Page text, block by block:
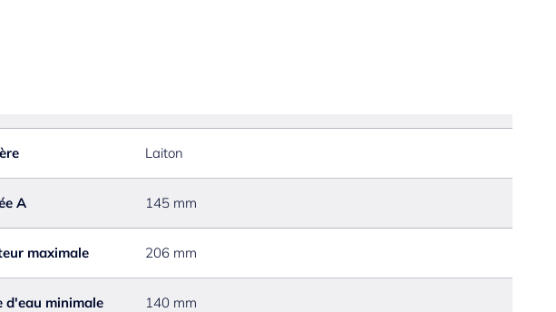
Laiton
A 145 mm
maximale 206 mm
d'eau minimale 140 mm